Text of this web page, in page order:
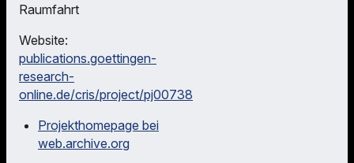
Raumfahrt
Website:
publications.goettingen-
research-
online.de/cris/project/pj00738
Projekthomepage bei
web.archive.org